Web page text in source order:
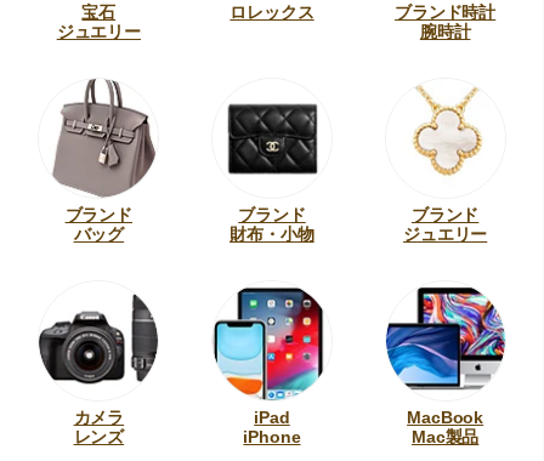
宝石
ジュエリー
ロレックス
ブランド時計
腕時計
ブランド
バッグ
ブランド
財布・小物
ブランド
ジュエリー
カメラ
レンズ
iPad
iPhone
MacBook
Mac製品